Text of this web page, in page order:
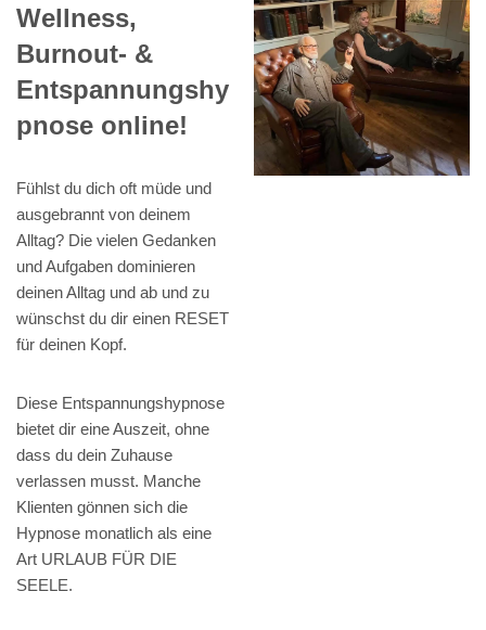
Wellness,
Burnout- &
Entspannungshy
pnose online!
Fühlst du dich oft müde und
ausgebrannt von deinem
Alltag? Die vielen Gedanken
und Aufgaben dominieren
deinen Alltag und ab und zu
wünschst du dir einen RESET
für deinen Kopf.
Diese Entspannungshypnose
bietet dir eine Auszeit, ohne
dass du dein Zuhause
verlassen musst. Manche
Klienten gönnen sich die
Hypnose monatlich als eine
Art URLAUB FÜR DIE
SEELE.